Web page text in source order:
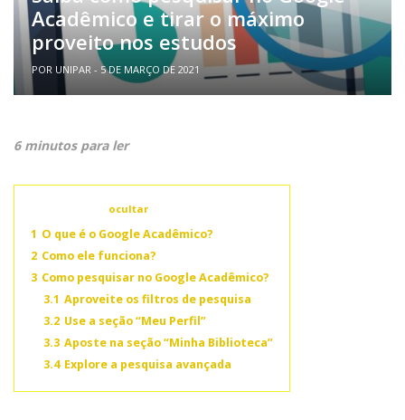
Acadêmico e tirar o máximo
proveito nos estudos
POR UNIPAR - 5 DE MARÇO DE 2021
6 minutos para ler
ocultar
1 O que é o Google Acadêmico?
2 Como ele funciona?
3 Como pesquisar no Google Acadêmico?
3.1 Aproveite os filtros de pesquisa
3.2 Use a seção “Meu Perfil”
3.3 Aposte na seção “Minha Biblioteca”
3.4 Explore a pesquisa avançada